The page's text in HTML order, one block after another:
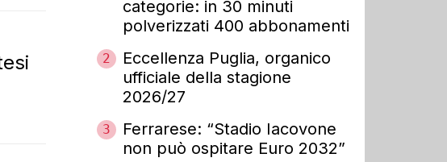
categorie: in 30 minuti
polverizzati 400 abbonamenti
2
Eccellenza Puglia, organico
ufficiale della stagione
2026/27
3
Ferrarese: “Stadio Iacovone
non può ospitare Euro 2032”